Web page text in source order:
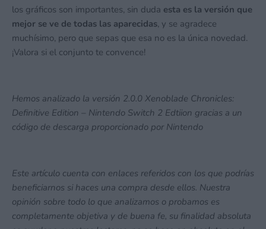
los gráficos son importantes, sin duda esta es la versión que
mejor se ve de todas las aparecidas, y se agradece
muchísimo, pero que sepas que esa no es la única novedad.
¡Valora si el conjunto te convence!
Hemos analizado la versión 2.0.0 Xenoblade Chronicles:
Definitive Edition – Nintendo Switch 2 Edtiion gracias a un
código de descarga proporcionado por Nintendo
Este artículo cuenta con enlaces referidos con los que podrías
beneficiarnos si haces una compra desde ellos. Nuestra
opinión sobre todo lo que analizamos o probamos es
completamente objetiva y de buena fe, su finalidad absoluta